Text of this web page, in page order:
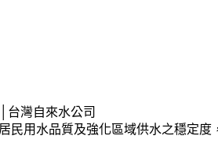
台灣自來水公司
民用水品質及強化區域供水之穩定